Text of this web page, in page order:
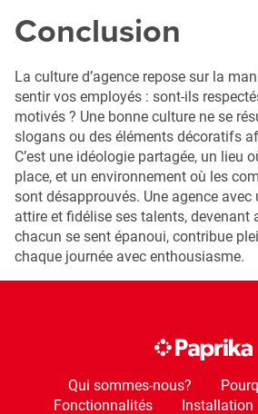
Conclusion
La culture d’agence repose sur la
sentir vos employés : sont-ils
motivés ? Une bonne culture ne se
slogans ou des éléments décoratifs
C’est une idéologie partagée, un lieu
place, et un environnement où les
sont désapprouvés. Une agence
attire et fidélise ses talents, devenant
chacun se sent épanoui, contribue
chaque journée avec enthousiasme.
Qui sommes-nous?
Fonctionnalités
Installation